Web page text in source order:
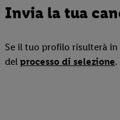
Invia la tua
Se il tuo profilo risulterà
del processo di selezione.